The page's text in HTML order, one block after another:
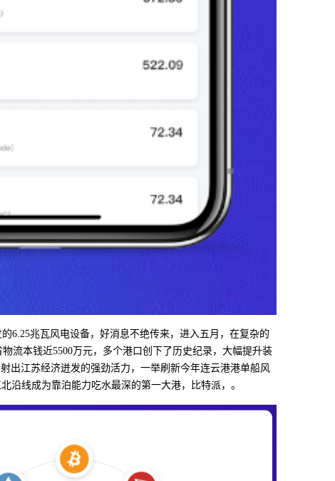
6.25兆瓦风电设备，好消息不绝传来，进入五月，在复杂的
流本钱近5500万元，多个港口创下了历史纪录，大幅提升装
出江苏经济迸发的强劲活力，一举刷新今年连云港港单船风
沿线成为靠泊能力吃水最深的第一大港，比特派，。